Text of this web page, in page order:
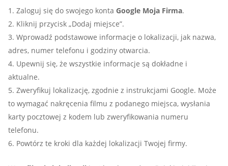
Zaloguj się do swojego kontaGoogle Moja Firma.
Kliknij przycisk „Dodaj miejsce”.
Wprowadź podstawowe informacje o lokalizacji, jak nazwa,
adres, numer telefonu i godziny otwarcia.
Upewnij się, że wszystkie informacje są dokładne i
aktualne.
Zweryfikuj lokalizację, zgodnie z instrukcjami Google. Może
to wymagać nakręcenia filmu z podanego miejsca, wysłania
karty pocztowej z kodem lub zweryfikowania numeru
telefonu.
Powtórz te kroki dla każdej lokalizacji Twojej firmy.